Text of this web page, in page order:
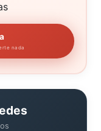
nada